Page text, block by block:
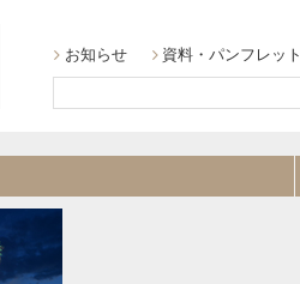
田 お知らせ
資料・パンフレット